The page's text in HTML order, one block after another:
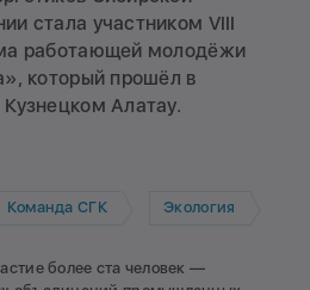
стала участником VIII
работающей молодёжи
который прошёл в
Алатау.
Команда СГК Экология
более ста человек —